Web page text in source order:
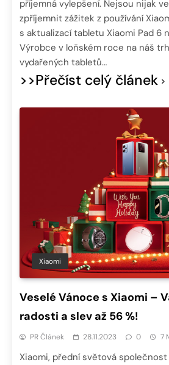
příjemná vylepšení. Nejsou nijak
zpříjemnit zážitek z používání
s aktualizací tabletu Xiaomi Pad 6
Výrobce v loňském roce na náš
vydařených tabletů…
>>Přečíst celý článek
Xiaomi
Veselé Vánoce s Xiaomi –
radosti a slev až 56 %!
PR Článek 28.11.2023 0 7
Xiaomi, přední světová